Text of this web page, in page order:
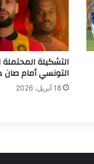
التشكيلة المحتملة
التونسي أمام صان
18 أبريل، 2026